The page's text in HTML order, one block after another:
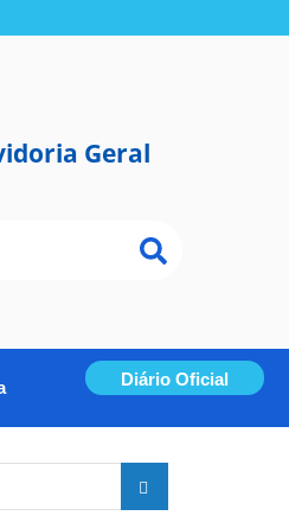
Geral
Diário Oficial